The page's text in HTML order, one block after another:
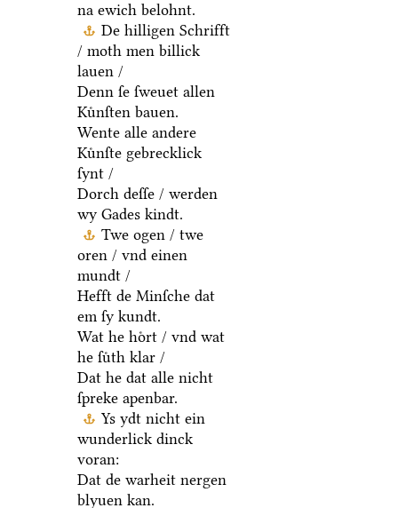
na ewich belohnt.
De hilligen Schrifft
/ moth men billick
lauen /
Denn ſe ſweuet allen
Kuͤnſten bauen.
Wente alle andere
Kuͤnſte gebrecklick
ſynt /
Dorch deſſe / werden
wy Gades kindt.
Twe ogen / twe
oren / vnd einen
mundt /
Hefft de Minſche dat
em ſy kundt.
Wat he hoͤrt / vnd wat
he ſuͤth klar /
Dat he dat alle nicht
ſpreke apenbar.
Ys ydt nicht ein
wunderlick dinck
voran:
Dat de warheit nergen
blyuen kan.